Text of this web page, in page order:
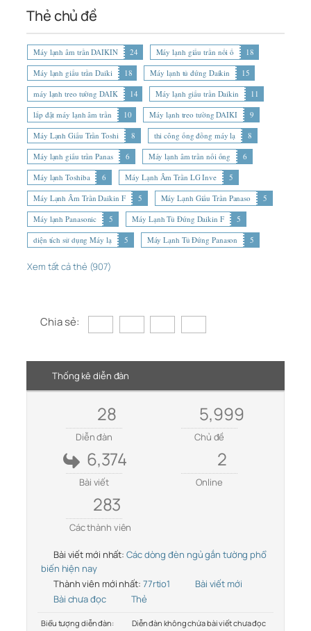
Thẻ chủ đề
Máy lạnh âm trần DAIKIN 24 Máy lạnh giấu trần nối ố
18
Máy lạnh giấu trần Daiki
18 Máy lạnh tủ đứng Daikin
15
máy lạnh treo tường DAIK
14 Máy lạnh giấu trần Daikin
11
lắp đặt máy lạnh âm trần
10 Máy lạnh treo tường DAIKI
9
Máy Lạnh Giấu Trần Toshi
8 thi công ống đồng máy lạ
8
Máy lạnh giấu trần Panas
6 Máy lạnh âm trần nối ống
6
Máy lạnh Toshiba
6 Máy Lạnh Âm Trần LG Inve
5
Máy Lạnh Âm Trần Daikin F
5 Máy Lạnh Giấu Trần Panaso
5
Máy lạnh Panasonic
5 Máy Lạnh Tủ Đứng Daikin F
5
diện tích sử dụng Máy lạ
5 Máy Lạnh Tủ Đứng Panason 5
Xem tất cả thẻ (907)
Chia sẻ:
Thống kê diễn đàn
28
Diễn đàn
5,999
Chủ đề
6,374
Bài viết
2
Online
283
Các thành viên
Bài viết mới nhất: Các dòng đèn ngủ gắn tường phổ
biến hiện nay
Thành viên mới nhất: 77rtio1
Bài viết mới
Bài chưa đọc
Thẻ
Biểu tượng diễn đàn: Diễn đàn không chứa bài viết chưa đọc